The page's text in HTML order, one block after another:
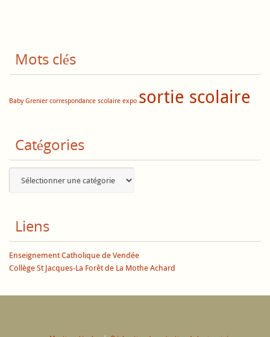
Mots clés
Baby Grenier correspondance scolaire expo sortie scolaire
Catégories
Liens
Enseignement Catholique de Vendée
Collège St Jacques-La Forêt de La Mothe Achard